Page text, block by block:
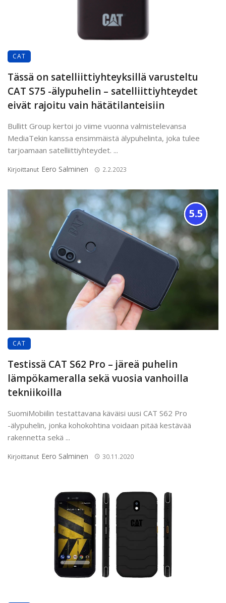
CAT
Tässä on satelliittiyhteyksillä varusteltu
CAT S75 -älypuhelin – satelliittiyhteydet
eivät rajoitu vain hätätilanteisiin
Bullitt Group kertoi jo viime vuonna valmistelevansa
MediaTekin kanssa ensimmäistä älypuhelinta, joka tulee
tarjoamaan satelliittiyhteydet. ...
Kirjoittanut Eero Salminen 2.2.2023
5.5
CAT
Testissä CAT S62 Pro – järeä puhelin
lämpökameralla sekä vuosia vanhoilla
tekniikoilla
SuomiMobiilin testattavana käväisi uusi CAT S62 Pro
-älypuhelin, jonka kohokohtina voidaan pitää kestävää
rakennetta sekä ...
Kirjoittanut Eero Salminen 30.11.2020